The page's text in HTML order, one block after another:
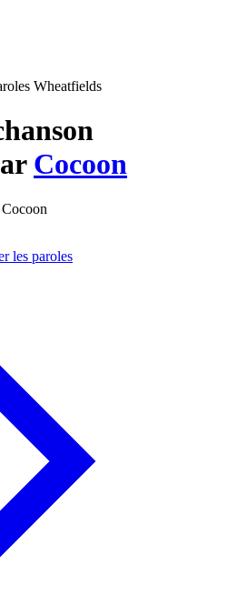
Wheatfields
Cocoon
les paroles